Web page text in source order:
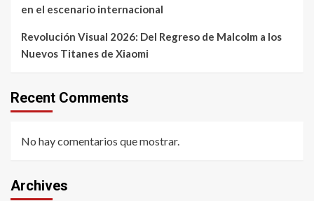
en el escenario internacional
Revolución Visual 2026: Del Regreso de Malcolm a los
Nuevos Titanes de Xiaomi
Recent Comments
No hay comentarios que mostrar.
Archives